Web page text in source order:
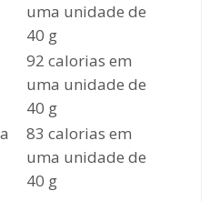
uma unidade de
40 g
92 calorias em
uma unidade de
40 g
83 calorias em
uma unidade de
40 g